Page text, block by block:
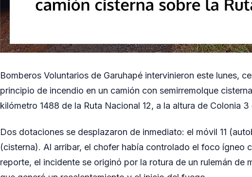
Bomberos Voluntarios de Garuhapé intervinieron este lunes,
principio de incendio en un camión con semirremolque
kilómetro 1488 de la Ruta Nacional 12, a la altura de Colonia
Dos dotaciones se desplazaron de inmediato: el móvil 11
(cisterna). Al arribar, el chofer había controlado el foco ígneo
reporte, el incidente se originó por la rotura de un rulemán de